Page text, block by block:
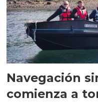
Navegación
comienza a